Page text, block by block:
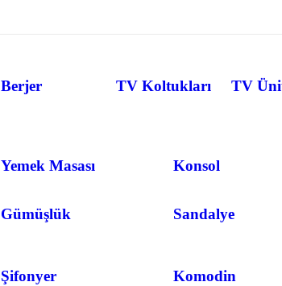
Berjer TV Koltukları TV
Yemek Masası Konsol
Gümüşlük Sandalye
Şifonyer Komodin